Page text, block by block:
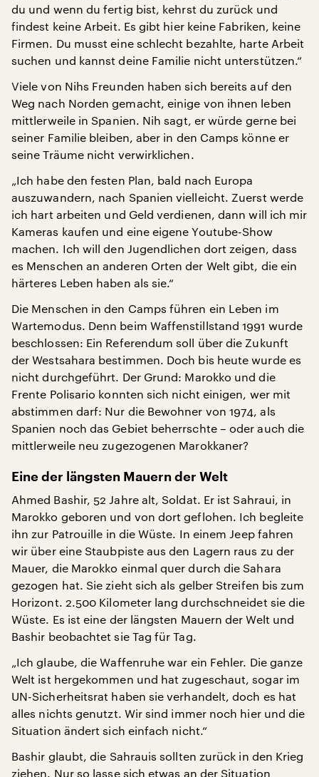
du und wenn du fertig bist, kehrst du zurück und
findest keine Arbeit. Es gibt hier keine Fabriken, keine
Firmen. Du musst eine schlecht bezahlte, harte Arbeit
suchen und kannst deine Familie nicht unterstützen.“
Viele von Nihs Freunden haben sich bereits auf den
Weg nach Norden gemacht, einige von ihnen leben
mittlerweile in Spanien. Nih sagt, er würde gerne bei
seiner Familie bleiben, aber in den Camps könne er
seine Träume nicht verwirklichen.
„Ich habe den festen Plan, bald nach Europa
auszuwandern, nach Spanien vielleicht. Zuerst werde
ich hart arbeiten und Geld verdienen, dann will ich mir
Kameras kaufen und eine eigene Youtube-Show
machen. Ich will den Jugendlichen dort zeigen, dass
es Menschen an anderen Orten der Welt gibt, die ein
härteres Leben haben als sie.“
Die Menschen in den Camps führen ein Leben im
Wartemodus. Denn beim Waffenstillstand 1991 wurde
beschlossen: Ein Referendum soll über die Zukunft
der Westsahara bestimmen. Doch bis heute wurde es
nicht durchgeführt. Der Grund: Marokko und die
Frente Polisario konnten sich nicht einigen, wer mit
abstimmen darf: Nur die Bewohner von 1974, als
Spanien noch das Gebiet beherrschte – oder auch die
mittlerweile neu zugezogenen Marokkaner?
Eine der längsten Mauern der Welt
Ahmed Bashir, 52 Jahre alt, Soldat. Er ist Sahraui, in
Marokko geboren und von dort geflohen. Ich begleite
ihn zur Patrouille in die Wüste. In einem Jeep fahren
wir über eine Staubpiste aus den Lagern raus zu der
Mauer, die Marokko einmal quer durch die Sahara
gezogen hat. Sie zieht sich als gelber Streifen bis zum
Horizont. 2.500 Kilometer lang durchschneidet sie die
Wüste. Es ist eine der längsten Mauern der Welt und
Bashir beobachtet sie Tag für Tag.
„Ich glaube, die Waffenruhe war ein Fehler. Die ganze
Welt ist hergekommen und hat zugeschaut, sogar im
UN-Sicherheitsrat haben sie verhandelt, doch es hat
alles nichts genutzt. Wir sind immer noch hier und die
Situation ändert sich einfach nicht.“
Bashir glaubt, die Sahrauis sollten zurück in den Krieg
ziehen. Nur so lasse sich etwas an der Situation